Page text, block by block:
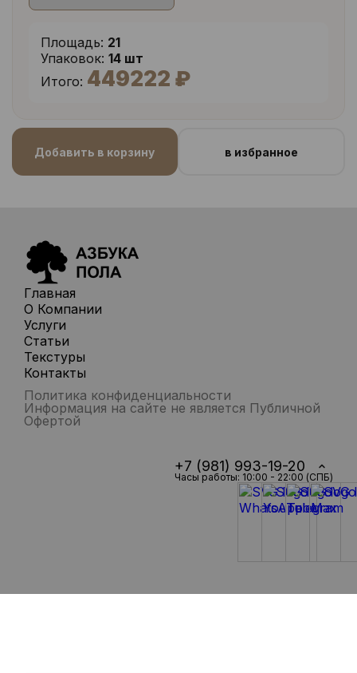
Площадь: 21
Упаковок: 14 шт
Итого: 449222 ₽
Добавить в корзину в избранное
Главная
О Компании
Услуги
Статьи
Текстуры
Контакты
Политика конфиденциальности
Информация на сайте не является Публичной
Офертой
+7 (981) 993-19-20
Часы работы: 10:00 - 22:00 (СПБ)